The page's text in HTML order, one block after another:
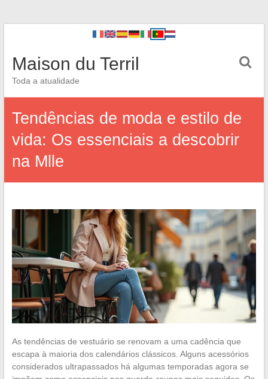
Maison du Terril
Toda a atualidade
Tendências de moda e estilo de
vida: Os essenciais a descobrir
na Mlle
As tendências de vestuário se renovam a uma cadência que
escapa à maioria dos calendários clássicos. Alguns acessórios
considerados ultrapassados há algumas temporadas agora se